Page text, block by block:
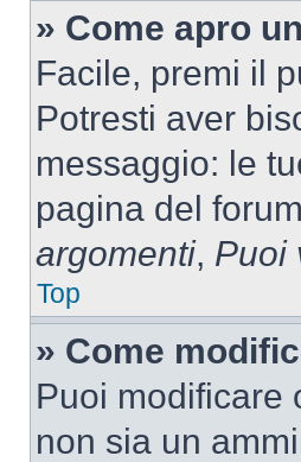
» Come apro
Facile, premi il
Potresti aver
messaggio: le
pagina del
argomenti, Puoi
Top
» Come
Puoi modificare
non sia un